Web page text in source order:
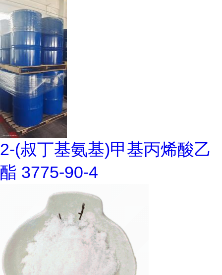
2-(叔丁基氨基)甲基丙烯酸乙
酯 3775-90-4